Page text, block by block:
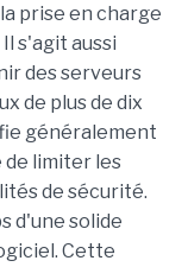
prise en charge
s'agit aussi
des serveurs
de plus de dix
généralement
de limiter les
de sécurité.
d'une solide
Cette